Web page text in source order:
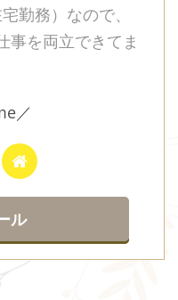
勤務）なので、
事を両立できてま
／
ル